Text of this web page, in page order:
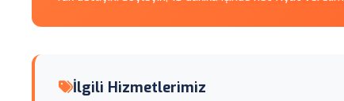
İlgili Hizmetlerimiz